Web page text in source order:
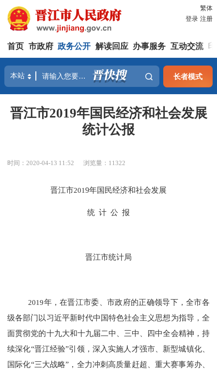
繁体
登录 注册
首页 市政府 政务公开 解读回应 办事服务 互动交流
长者模式
晋江市2019年国民经济和社会发展
统计公报
时间：2020-04-13 11:52 浏览量： 11322
晋江市2019年国民经济和社会发展
统 计 公 报
晋江市统计局
2019年，在晋江市委、市政府的正确领导下，全市各
级各部门以习近平新时代中国特色社会主义思想为指导，全
面贯彻党的十九大和十九届二中、三中、四中全会精神，持
续深化“晋江经验”引领，深入实施人才强市、新型城镇化、
国际化“三大战略”，全力冲刺高质量赶超、重大赛事筹办、